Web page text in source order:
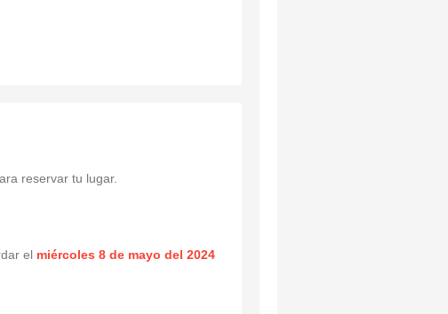
reservar tu lugar.
el miércoles 8 de mayo del 2024